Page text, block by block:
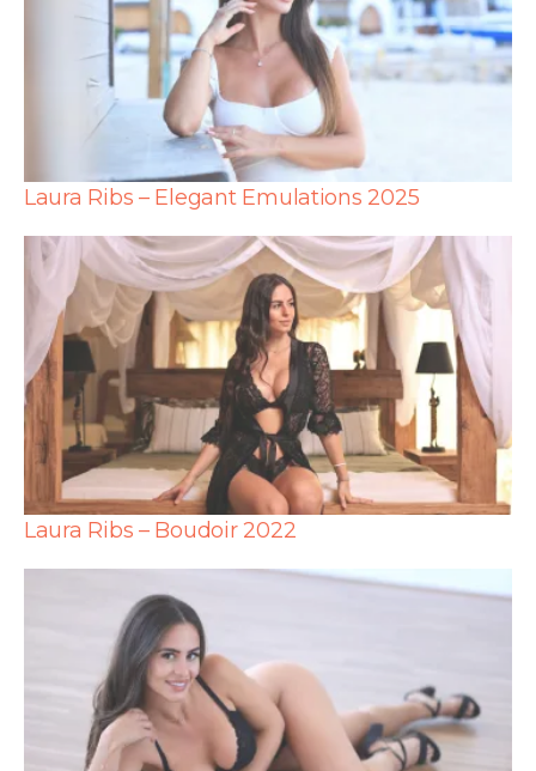
Laura Ribs – Elegant Emulations 2025
Laura Ribs – Boudoir 2022